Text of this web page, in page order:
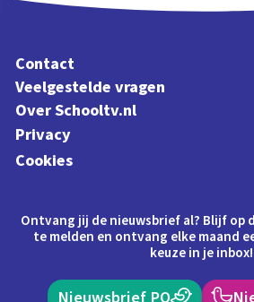
Contact
Veelgestelde vragen
Over Schooltv.nl
Privacy
Cookies
Ontvang jij de nieuwsbrief al? Blijf op
te melden en ontvang elke maand
keuze in je inbox!